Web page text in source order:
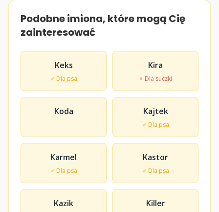
Podobne imiona, które mogą Cię
zainteresować
Keks
♂ Dla psa
Kira
♀ Dla suczki
Koda Kajtek
♂ Dla psa
Karmel
♂ Dla psa
Kastor
♂ Dla psa
Kazik Killer